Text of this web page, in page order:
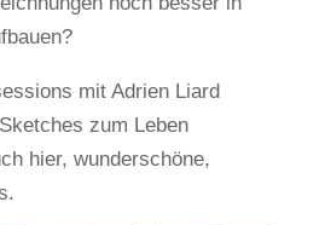
mit Adrien Liard
zum Leben
hier, wunderschöne,